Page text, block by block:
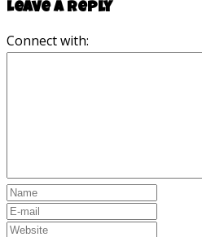
Leave a reply
Connect with: